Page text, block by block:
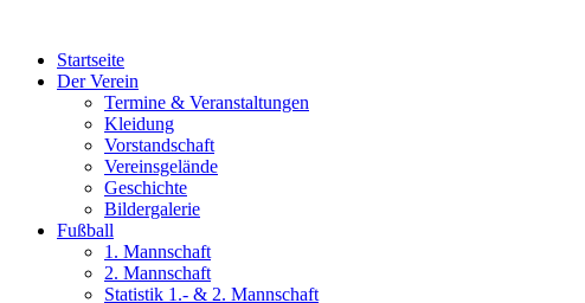
wechselnStartseite
Der Verein
Termine & Veranstaltungen
Kleidung
Vorstandschaft
Vereinsgelände
Geschichte
Bildergalerie
Fußball
1. Mannschaft
2. Mannschaft
Statistik 1.- & 2. Mannschaft